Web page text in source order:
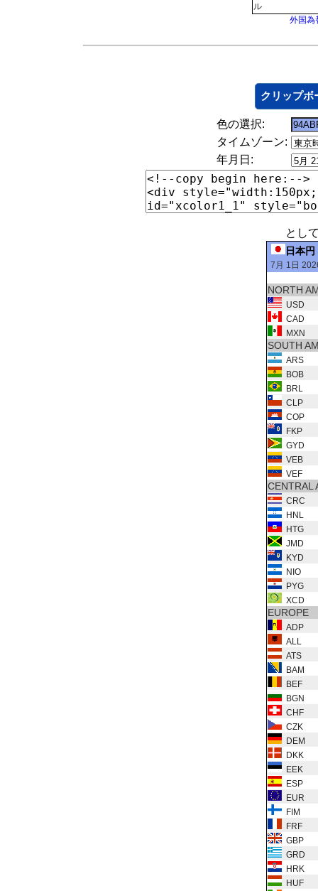
ル
外国為
クリップボ
色の選択:
タイムゾーン:
年月日:
とし
日本
7月 1日
NORTH
USD
CAD
MXN
SOUTH
ARS
BOB
BRL
CLP
COP
FKP
GYD
VEB
VEF
CENTRAL
CRC
HNL
HTG
JMD
KYD
NIO
PYG
XCD
EUROPE
ADP
ALL
ATS
BAM
BEF
BGN
CHF
CZK
DEM
DKK
EEK
ESP
EUR
FIM
FRF
GBP
GRD
HRK
HUF